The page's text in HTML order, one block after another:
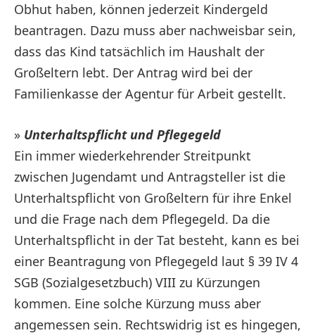
Obhut haben, können jederzeit Kindergeld
beantragen. Dazu muss aber nachweisbar sein,
dass das Kind tatsächlich im Haushalt der
Großeltern lebt. Der Antrag wird bei der
Familienkasse der Agentur für Arbeit gestellt.
» Unterhaltspflicht und Pflegegeld
Ein immer wiederkehrender Streitpunkt
zwischen Jugendamt und Antragsteller ist die
Unterhaltspflicht von Großeltern für ihre Enkel
und die Frage nach dem Pflegegeld. Da die
Unterhaltspflicht in der Tat besteht, kann es bei
einer Beantragung von Pflegegeld laut § 39 IV 4
SGB (Sozialgesetzbuch) VIII zu Kürzungen
kommen. Eine solche Kürzung muss aber
angemessen sein. Rechtswidrig ist es hingegen,